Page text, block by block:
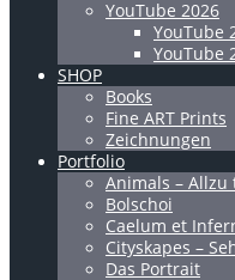
YouTube 2026
YouTube
YouTube
SHOP
Books
Fine ART Prints
Zeichnungen
Portfolio
Animals – Allzu
Bolschoi
Caelum et
Cityskapes –
Das Portrait